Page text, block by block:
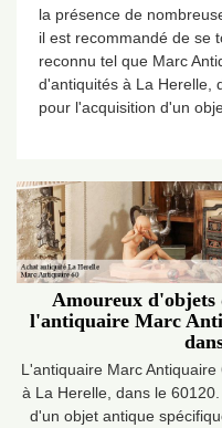
la présence de
il est recommandé de se
reconnu tel que Marc
d'antiquités à La Herelle,
pour l'acquisition d'un
Amoureux d'objets
l'antiquaire Marc
L'antiquaire Marc
à La Herelle, dans le
d'un objet antique